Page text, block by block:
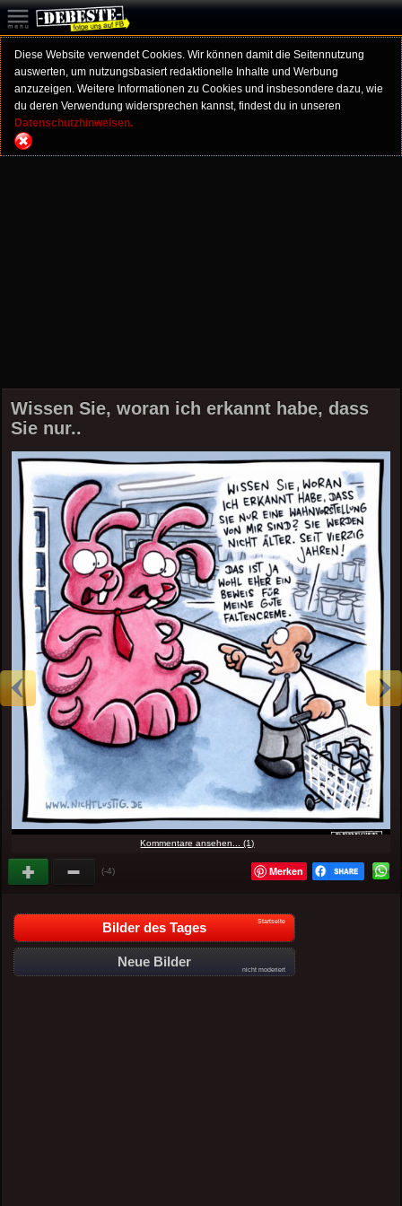
Diese Website verwendet Cookies. Wir können damit die Seitennutzung
auswerten, um nutzungsbasiert redaktionelle Inhalte und Werbung
anzuzeigen. Weitere Informationen zu Cookies und insbesondere dazu, wie
du deren Verwendung widersprechen kannst, findest du in unseren
Datenschutzhinweisen.
Wissen Sie, woran ich erkannt habe, dass
Sie nur..
Kommentare ansehen... (1)
(-4) Merken
Bilder des Tages Startseite
Neue Bilder
nicht moderiert